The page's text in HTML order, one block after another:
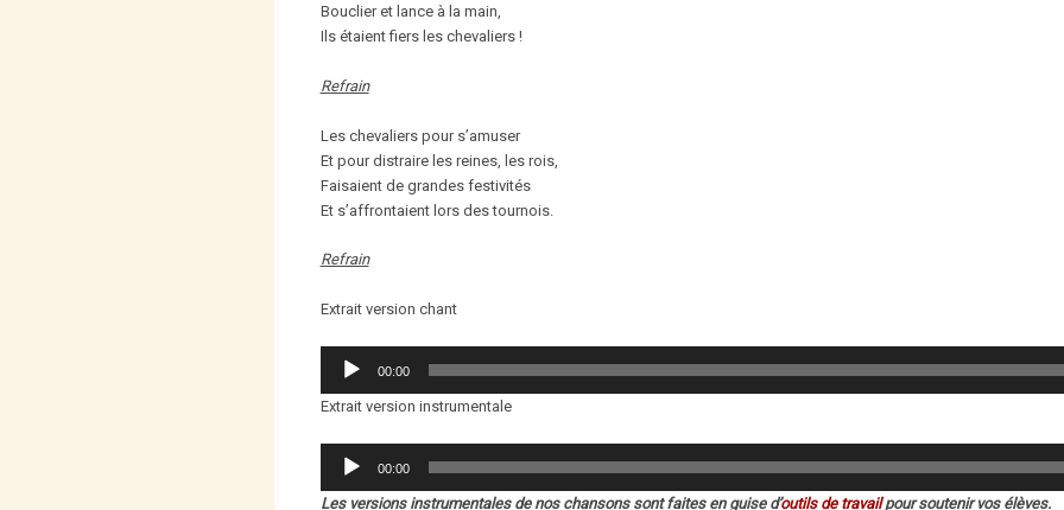
Bouclier et lance à la main,
Ils étaient fiers les chevaliers !
Refrain
Les chevaliers pour s’amuser
Et pour distraire les reines, les rois,
Faisaient de grandes festivités
Et s’affrontaient lors des tournois.
Refrain
Extrait version chant
Lecteur
audio
00:00
Extrait version instrumentale
Lecteur
audio
00:00
Les versions instrumentales de nos chansons sont faites en guise d’outils de travailpour soutenir vos élèves.